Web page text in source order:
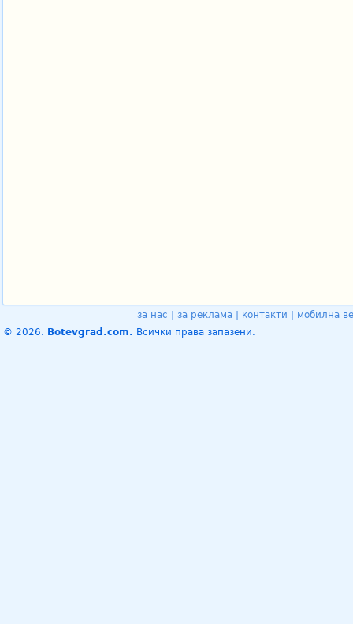
за нас за реклама контакти
мобилна
© 2026. Botevgrad.com. Всички права запазени.